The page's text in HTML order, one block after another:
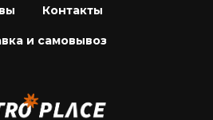
Контакты
и самовывоз